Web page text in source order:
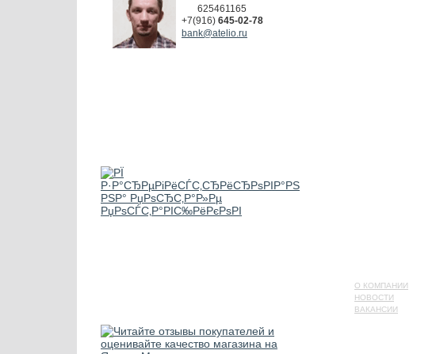
625461165
+7(916) 645-02-78
bank@atelio.ru
О КОМПАНИИ
НОВОСТИ
ВАКАНСИИ